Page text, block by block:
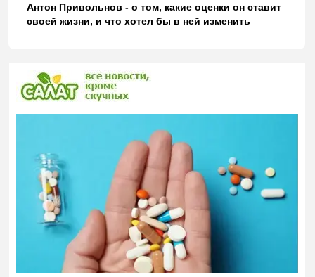
Антон Привольнов - о том, какие оценки он ставит
своей жизни, и что хотел бы в ней изменить